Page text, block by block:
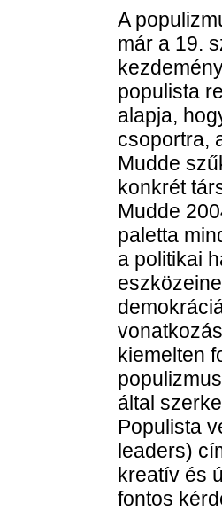
A
már a 19.
populista
alapja,
csoportra,
Mudde
konkrét
Mudde
paletta
a politikai
kiemelten
által
Populista
leaders)
kreatív és
fontos